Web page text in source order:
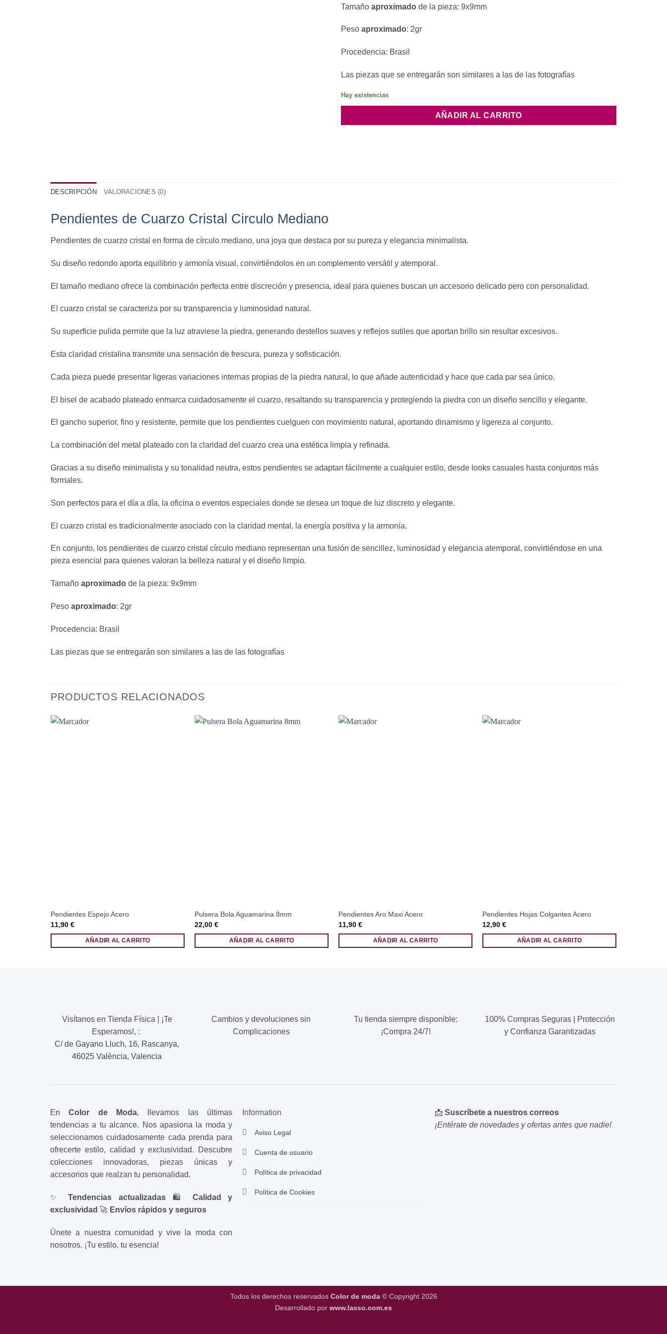
Tamaño aproximado de la pieza: 9x9mm
Peso aproximado: 2gr
Procedencia: Brasil
Las piezas que se entregarán son similares a las de las fotografías
Hay existencias
AÑADIR AL CARRITO
DESCRIPCIÓN VALORACIONES (0)
Pendientes de Cuarzo Cristal Circulo Mediano
Pendientes de cuarzo cristal en forma de círculo mediano, una joya que destaca por su pureza y elegancia minimalista.
Su diseño redondo aporta equilibrio y armonía visual, convirtiéndolos en un complemento versátil y atemporal.
El tamaño mediano ofrece la combinación perfecta entre discreción y presencia, ideal para quienes buscan un accesorio delicado pero con personalidad.
El cuarzo cristal se caracteriza por su transparencia y luminosidad natural.
Su superficie pulida permite que la luz atraviese la piedra, generando destellos suaves y reflejos sutiles que aportan brillo sin resultar excesivos.
Esta claridad cristalina transmite una sensación de frescura, pureza y sofisticación.
Cada pieza puede presentar ligeras variaciones internas propias de la piedra natural, lo que añade autenticidad y hace que cada par sea único.
El bisel de acabado plateado enmarca cuidadosamente el cuarzo, resaltando su transparencia y protegiendo la piedra con un diseño sencillo y elegante.
El gancho superior, fino y resistente, permite que los pendientes cuelguen con movimiento natural, aportando dinamismo y ligereza al conjunto.
La combinación del metal plateado con la claridad del cuarzo crea una estética limpia y refinada.
Gracias a su diseño minimalista y su tonalidad neutra, estos pendientes se adaptan fácilmente a cualquier estilo, desde looks casuales hasta conjuntos más
formales.
Son perfectos para el día a día, la oficina o eventos especiales donde se desea un toque de luz discreto y elegante.
El cuarzo cristal es tradicionalmente asociado con la claridad mental, la energía positiva y la armonía.
En conjunto, los pendientes de cuarzo cristal círculo mediano representan una fusión de sencillez, luminosidad y elegancia atemporal, convirtiéndose en una
pieza esencial para quienes valoran la belleza natural y el diseño limpio.
Tamaño aproximado de la pieza: 9x9mm
Peso aproximado: 2gr
Procedencia: Brasil
Las piezas que se entregarán son similares a las de las fotografías
PRODUCTOS RELACIONADOS
Pendientes Espejo Acero
11,90 €
AÑADIR AL CARRITO
Pulsera Bola Aguamarina 8mm
22,00 €
AÑADIR AL CARRITO
Pendientes Aro Maxi Acero
11,90 €
AÑADIR AL CARRITO
Pendientes Hojas Colgantes Acero
12,90 €
AÑADIR AL CARRITO
Visítanos en Tienda Física | ¡Te
Esperamos!, :
C/ de Gayano Lluch, 16, Rascanya,
46025 València, Valencia
Cambios y devoluciones sin
Complicaciones
Tu tienda siempre disponible:
¡Compra 24/7!
100% Compras Seguras | Protección
y Confianza Garantizadas
EnColor de Moda, llevamos las últimas
tendencias a tu alcance. Nos apasiona la moda y
seleccionamos cuidadosamente cada prenda para
ofrecerte estilo, calidad y exclusividad. Descubre
colecciones innovadoras, piezas únicas y
accesorios que realzan tu personalidad.
✨Tendencias actualizadas 🛍️ Calidad y
exclusividad 🚀 Envíos rápidos y seguros
Únete a nuestra comunidad y vive la moda con
nosotros. ¡Tu estilo, tu esencia!
Information
Aviso Legal
Cuenta de usuario
Política de privacidad
Política de Cookies
📩 Suscríbete a nuestros correos
¡Entérate de novedades y ofertas antes que nadie!
Todos los derechos reservados Color de moda© Copyright 2026
Desarrollado por www.lasso.com.es